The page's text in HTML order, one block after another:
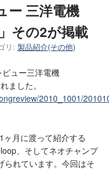
ー 三洋電機
その2が掲載
リ: 製品紹介(その他)
ュー三洋電機
ました。
2010_1001/
月に渡って紹介する
、そしてネオチャンプ
られています。今回はそ